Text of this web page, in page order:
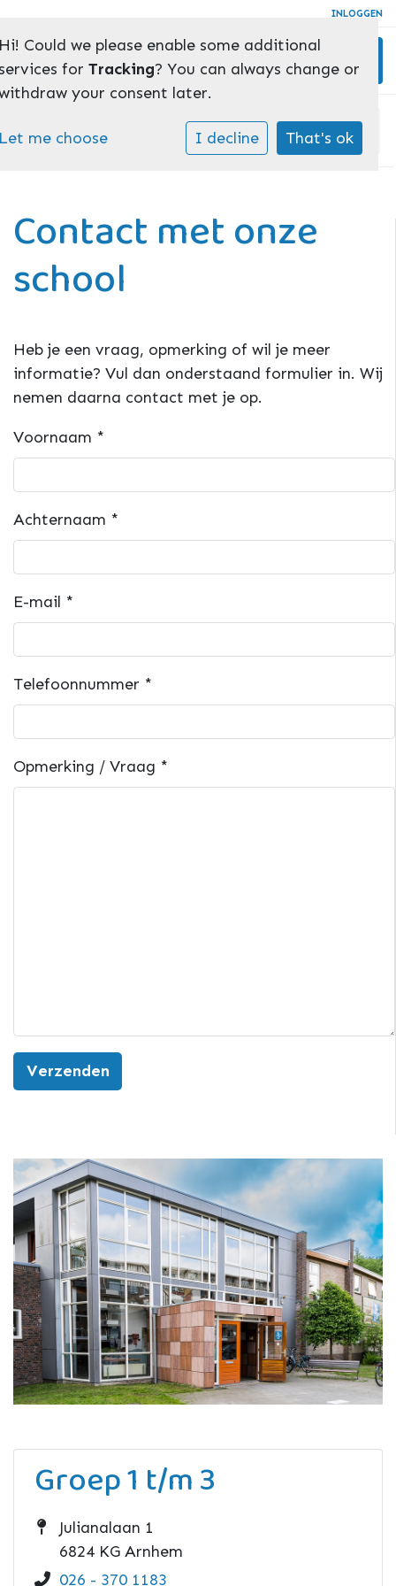
INLOGGEN
Home » Contact
Contact met onze
school
Heb je een vraag, opmerking of wil je meer
informatie? Vul dan onderstaand formulier in. Wij
nemen daarna contact met je op.
Voornaam *
Achternaam *
E-mail *
Telefoonnummer *
Opmerking / Vraag *
Verzenden
Groep 1 t/m 3
Julianalaan 1
6824 KG Arnhem
026 - 370 1183
Could we please enable some additional
for Tracking? You can always change or
your consent later.
me choose I decline That's ok